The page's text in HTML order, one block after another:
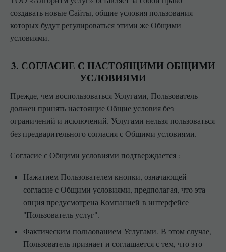
создавать новые Сайты, общие условия пользования
которых будут регулироваться этими же Общими
условиями.
3. СОГЛАСИЕ С НАСТОЯЩИМИ ОБЩИМИ
УСЛОВИЯМИ
Прежде, чем воспользоваться Услугами, Пользователь
должен принять настоящие Общие условия без
ограничений и исключений. Услугами нельзя пользоваться
без предварительного согласия с Общими условиями.
Согласие с Общими условиями подтверждается :
Нажатием Пользователем кнопки, означающей
согласие с Общими условиями, предполагая, что эта
опция предусмотрена Компанией в интерфейсе
"Пользователь услуг".
Фактическим пользованием Услугами. В этом случае,
Пользователь признает и соглашается с тем, что это